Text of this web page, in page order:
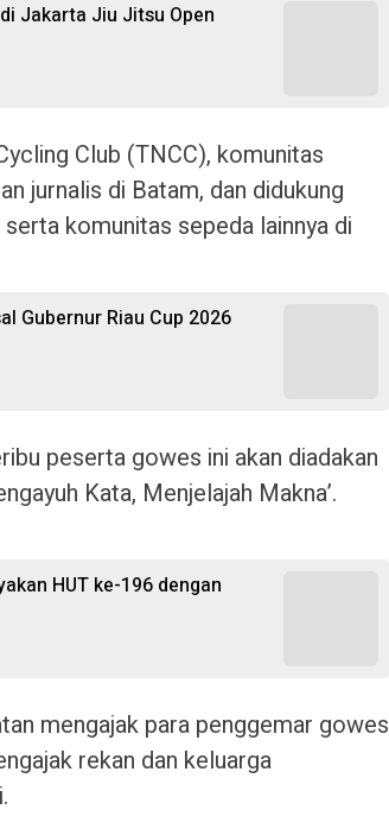
Jakarta Jiu Jitsu Open
Club (TNCC), komunitas
jurnalis di Batam, dan didukung
komunitas sepeda lainnya di
Gubernur Riau Cup 2026
peserta gowes ini akan diadakan
Kata, Menjelajah Makna’.
HUT ke-196 dengan
mengajak para penggemar gowes
rekan dan keluarga